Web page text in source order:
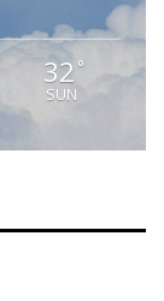
32 °
SUN